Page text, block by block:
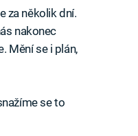
za několik dní.
nakonec
Mění se i plán,
se to